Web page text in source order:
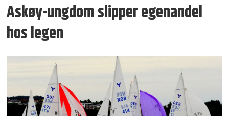
Askøy-ungdom slipper egenandel
hos legen